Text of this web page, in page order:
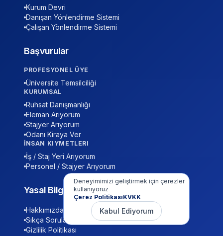
Kurum Devri
Danışan Yönlendirme Sistemi
Çalışan Yönlendirme Sistemi
Başvurular
PROFESYONEL ÜYE
Üniversite Temsilciliği
KURUMSAL
Ruhsat Danışmanlığı
Eleman Arıyorum
Stajyer Arıyorum
Odanı Kiraya Ver
İNSAN KIYMETLERI
İş / Staj Yeri Arıyorum
Personel / Stajyer Arıyorum
Yasal Bilgiler
Hakkımızda
Sıkça Sorulan Sorular (S.S.S)
Gizlilik Politikası
Deneyimimizi geliştirmek için çerezler
kullanıyoruz
Çerez PolitikasıKVKK
Kabul Ediyorum